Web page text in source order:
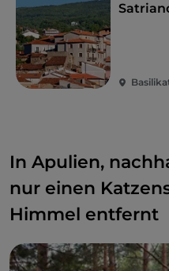
In Apulien,
nur einen
Himmel entfernt